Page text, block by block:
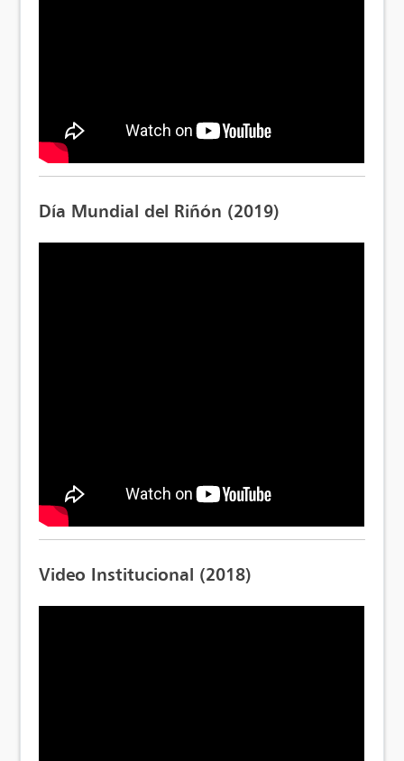
Día Mundial del Riñón (2019)
Video Institucional (2018)